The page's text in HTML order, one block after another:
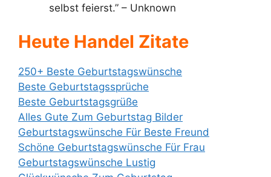
selbst feierst.” – Unknown
Heute Handel Zitate
250+ Beste Geburtstagswünsche
Beste Geburtstagssprüche
Beste Geburtstagsgrüße
Alles Gute Zum Geburtstag Bilder
Geburtstagswünsche Für Beste Freund
Schöne Geburtstagswünsche Für Frau
Geburtstagswünsche Lustig